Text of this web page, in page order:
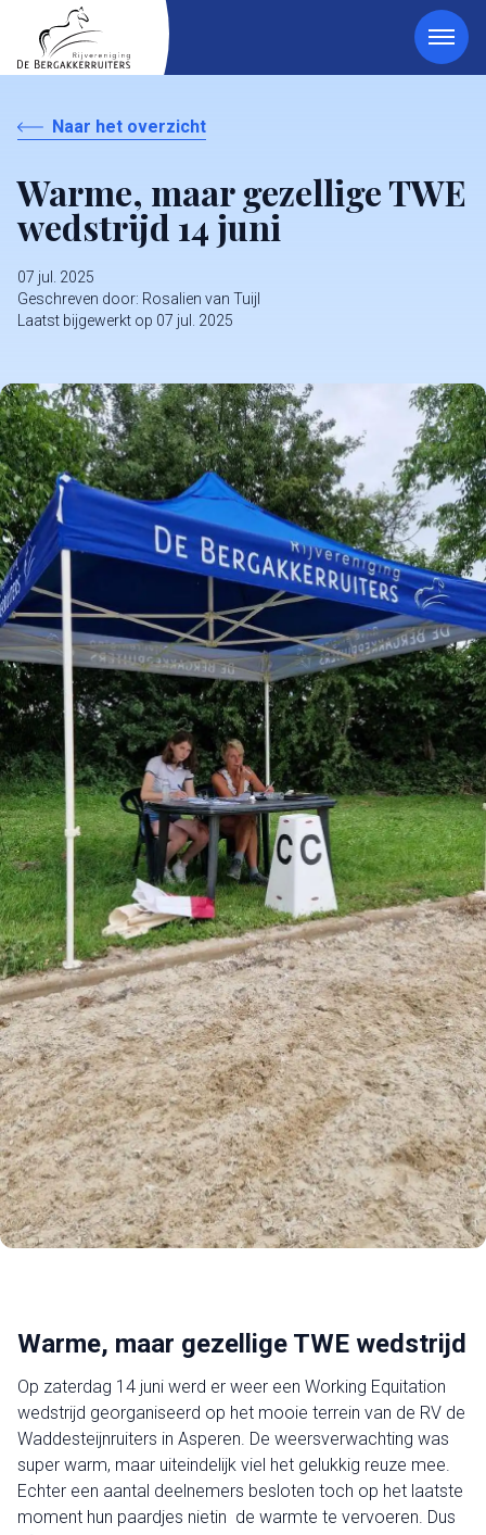
Naar het overzicht
Warme, maar gezellige TWE
wedstrijd 14 juni
07 jul. 2025
Geschreven door: Rosalien van Tuijl​
Laatst bijgewerkt op 07 jul. 2025
Warme, maar gezellige TWE wedstrijd
Op zaterdag 14 juni werd er weer een Working Equitation
wedstrijd georganiseerd op het mooie terrein van de RV de
Waddesteijnruiters in Asperen. De weersverwachting was
super warm, maar uiteindelijk viel het gelukkig reuze mee.
Echter een aantal deelnemers besloten toch op het laatste
moment hun paardjes nietin de warmte te vervoeren. Dus